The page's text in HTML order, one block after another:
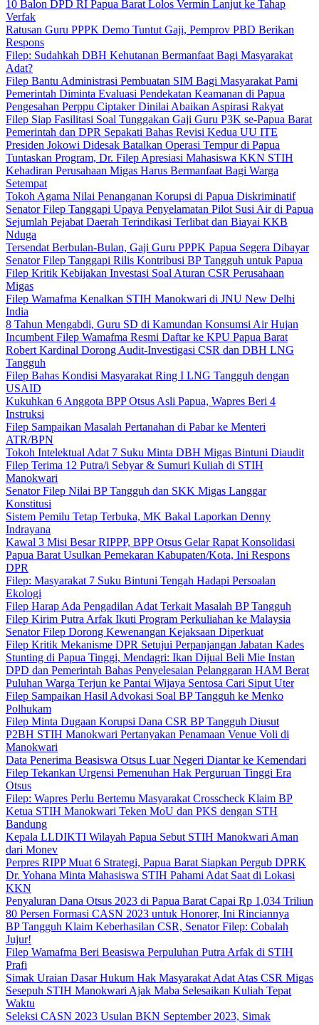
10 Balon DPD RI Papua Barat Lolos Vermin Lanjut ke Tahap
Verfak
Ratusan Guru PPPK Demo Tuntut Gaji, Pemprov PBD Berikan
Respons
Filep: Sudahkah DBH Kehutanan Bermanfaat Bagi Masyarakat
Adat?
Filep Bantu Administrasi Pembuatan SIM Bagi Masyarakat Pami
Pemerintah Diminta Evaluasi Pendekatan Keamanan di Papua
Pengesahan Perppu Ciptaker Dinilai Abaikan Aspirasi Rakyat
Filep Siap Fasilitasi Soal Tunggakan Gaji Guru P3K se-Papua Barat
Pemerintah dan DPR Sepakati Bahas Revisi Kedua UU ITE
Presiden Jokowi Didesak Batalkan Operasi Tempur di Papua
Tuntaskan Program, Dr. Filep Apresiasi Mahasiswa KKN STIH
Kehadiran Perusahaan Migas Harus Bermanfaat Bagi Warga
Setempat
Tokoh Agama Nilai Penanganan Korupsi di Papua Diskriminatif
Senator Filep Tanggapi Upaya Penyelamatan Pilot Susi Air di Papua
Sejumlah Pejabat Daerah Terindikasi Terlibat dan Biayai KKB
Nduga
Tersendat Berbulan-Bulan, Gaji Guru PPPK Papua Segera Dibayar
Senator Filep Tanggapi Rilis Kontribusi BP Tangguh untuk Papua
Filep Kritik Kebijakan Investasi Soal Aturan CSR Perusahaan
Migas
Filep Wamafma Kenalkan STIH Manokwari di JNU New Delhi
India
8 Tahun Mengabdi, Guru SD di Kamundan Konsumsi Air Hujan
Incumbent Filep Wamafma Resmi Daftar ke KPU Papua Barat
Robert Kardinal Dorong Audit-Investigasi CSR dan DBH LNG
Tangguh
Filep Bahas Kondisi Masyarakat Ring I LNG Tangguh dengan
USAID
Kukuhkan 6 Anggota BPP Otsus Asli Papua, Wapres Beri 4
Instruksi
Filep Sampaikan Masalah Pertanahan di Pabar ke Menteri
ATR/BPN
Tokoh Intelektual Adat 7 Suku Minta DBH Migas Bintuni Diaudit
Filep Terima 12 Putra/i Sebyar & Sumuri Kuliah di STIH
Manokwari
Senator Filep Nilai BP Tangguh dan SKK Migas Langgar
Konstitusi
Sistem Pemilu Tetap Terbuka, MK Bakal Laporkan Denny
Indrayana
Kawal 3 Misi Besar RIPPP, BPP Otsus Gelar Rapat Konsolidasi
Papua Barat Usulkan Pemekaran Kabupaten/Kota, Ini Respons
DPR
Filep: Masyarakat 7 Suku Bintuni Tengah Hadapi Persoalan
Ekologi
Filep Harap Ada Pengadilan Adat Terkait Masalah BP Tangguh
Filep Kirim Putra Arfak Ikuti Program Perkuliahan ke Malaysia
Senator Filep Dorong Kewenangan Kejaksaan Diperkuat
Filep Kritik Mekanisme DPR Setujui Perpanjangan Jabatan Kades
Stunting di Papua Tinggi, Mendagri: Ikan Dijual Beli Mie Instan
DPD dan Pemerintah Bahas Penyelesaian Pelanggaran HAM Berat
Puluhan Warga Terjun ke Pantai Wijaya Sentosa Cari Siput Uter
Filep Sampaikan Hasil Advokasi Soal BP Tangguh ke Menko
Polhukam
Filep Minta Dugaan Korupsi Dana CSR BP Tangguh Diusut
P2BH STIH Manokwari Pertanyakan Penamaan Venue Voli di
Manokwari
Data Penerima Beasiswa Otsus Luar Negeri Diantar ke Kemendari
Filep Tekankan Urgensi Pemenuhan Hak Perguruan Tinggi Era
Otsus
Filep: Wapres Perlu Bertemu Masyarakat Crosscheck Klaim BP
Ketua STIH Manokwari Teken MoU dan PKS dengan STH
Bandung
Kepala LLDIKTI Wilayah Papua Sebut STIH Manokwari Aman
dari Monev
Perpres RIPP Muat 6 Strategi, Papua Barat Siapkan Pergub DPRK
Dr. Yohana Minta Mahasiswa STIH Pahami Adat Saat di Lokasi
KKN
Penyaluran Dana Otsus 2023 di Papua Barat Capai Rp 1,034 Triliun
80 Persen Formasi CASN 2023 untuk Honorer, Ini Rinciannya
BP Tangguh Klaim Keberhasilan CSR, Senator Filep: Cobalah
Jujur!
Filep Wamafma Beri Beasiswa Perpuluhan Putra Arfak di STIH
Prafi
Simak Uraian Dasar Hukum Hak Masyarakat Adat Atas CSR Migas
Sesepuh STIH Manokwari Ajak Maba Selesaikan Kuliah Tepat
Waktu
Seleksi CASN 2023 Usulan BKN September 2023, Simak